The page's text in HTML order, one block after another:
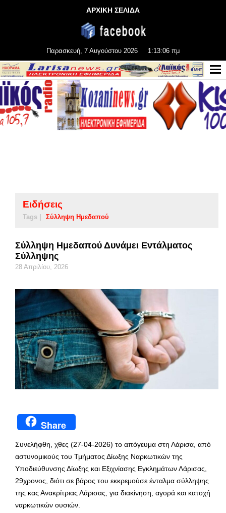
ΑΡΧΙΚΗ ΣΕΛΙΔΑ
Παρασκευή, 7 Αυγούστου 2026 1:13:06 πμ
Ειδήσεις
Tags | Σύλληψη Ημεδαπού
Σύλληψη Ημεδαπού Δυνάμει Εντάλματος
Σύλληψης
28 Απριλίου, 2026
Share
Συνελήφθη, χθες (27-04-2026) το απόγευμα στη Λάρισα, από
αστυνομικούς του Τμήματος Δίωξης Ναρκωτικών της
Υποδιεύθυνσης Δίωξης και Εξιχνίασης Εγκλημάτων Λάρισας,
29χρονος, διότι σε βάρος του εκκρεμούσε ένταλμα σύλληψης
της κας Ανακρίτριας Λάρισας, για διακίνηση, αγορά και κατοχή
ναρκωτικών ουσιών.